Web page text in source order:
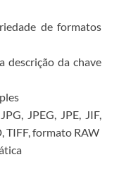
de formatos
descrição da chave
JPEG, JPE, JIF,
TIFF, formato RAW